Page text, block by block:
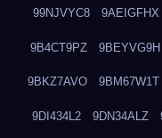
99NJVYC8 9AEIGFHX
9B4CT9PZ 9BEYVG9H
9BKZ7AVO 9BM67W1T
9DI434L2 9DN34ALZ